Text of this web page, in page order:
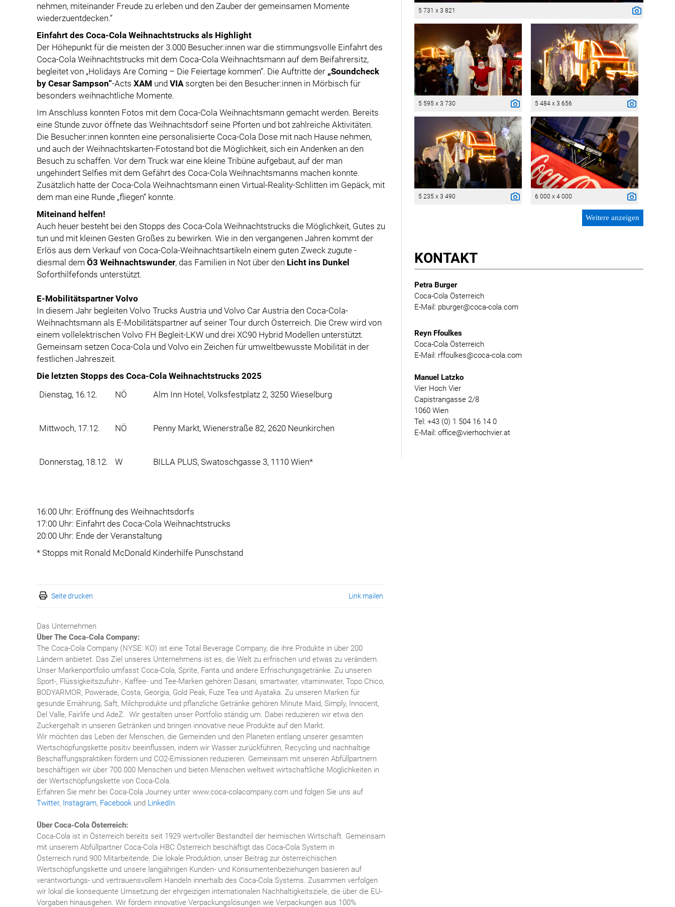
nehmen, miteinander Freude zu erleben und den Zauber der gemeinsamen Momente
wiederzuentdecken.“
Einfahrt des Coca-Cola Weihnachtstrucks als Highlight
Der Höhepunkt für die meisten der 3.000 Besucher:innen war die stimmungsvolle Einfahrt des
Coca-Cola Weihnachtstrucks mit dem Coca-Cola Weihnachtsmann auf dem Beifahrersitz,
begleitet von „Holidays Are Coming – Die Feiertage kommen“. Die Auftritte der „Soundcheck
by Cesar Sampson“-Acts XAM und VIA sorgten bei den Besucher:innen in Mörbisch für
besonders weihnachtliche Momente.
Im Anschluss konnten Fotos mit dem Coca-Cola Weihnachtsmann gemacht werden. Bereits
eine Stunde zuvor öffnete das Weihnachtsdorf seine Pforten und bot zahlreiche Aktivitäten.
Die Besucher:innen konnten eine personalisierte Coca-Cola Dose mit nach Hause nehmen,
und auch der Weihnachtskarten-Fotostand bot die Möglichkeit, sich ein Andenken an den
Besuch zu schaffen. Vor dem Truck war eine kleine Tribüne aufgebaut, auf der man
ungehindert Selfies mit dem Gefährt des Coca-Cola Weihnachtsmanns machen konnte.
Zusätzlich hatte der Coca-Cola Weihnachtsmann einen Virtual-Reality-Schlitten im Gepäck, mit
dem man eine Runde „fliegen“ konnte.
Miteinand helfen!
Auch heuer besteht bei den Stopps des Coca-Cola Weihnachtstrucks die Möglichkeit, Gutes zu
tun und mit kleinen Gesten Großes zu bewirken. Wie in den vergangenen Jahren kommt der
Erlös aus dem Verkauf von Coca-Cola-Weihnachtsartikeln einem guten Zweck zugute -
diesmal dem Ö3 Weihnachtswunder, das Familien in Not über den Licht ins Dunkel
Soforthilfefonds unterstützt.
E-Mobilitätspartner Volvo
In diesem Jahr begleiten Volvo Trucks Austria und Volvo Car Austria den Coca-Cola-
Weihnachtsmann als E-Mobilitätspartner auf seiner Tour durch Österreich. Die Crew wird von
einem vollelektrischen Volvo FH Begleit-LKW und drei XC90 Hybrid Modellen unterstützt.
Gemeinsam setzen Coca-Cola und Volvo ein Zeichen für umweltbewusste Mobilität in der
festlichen Jahreszeit.
Die letzten Stopps des Coca-Cola Weihnachtstrucks 2025
Dienstag, 16.12.
NÖ Alm Inn Hotel, Volksfestplatz 2, 3250 Wieselburg
Mittwoch, 17.12. NÖ Penny Markt, Wienerstraße 82, 2620 Neunkirchen
Donnerstag, 18.12. W BILLA PLUS, Swatoschgasse 3, 1110 Wien*
16:00 Uhr: Eröffnung des Weihnachtsdorfs
17:00 Uhr: Einfahrt des Coca-Cola Weihnachtstrucks
20:00 Uhr: Ende der Veranstaltung
* Stopps mit Ronald McDonald Kinderhilfe Punschstand
Seite drucken Link mailen
Das Unternehmen
Über The Coca-Cola Company:
The Coca-Cola Company (NYSE: KO) ist eine Total Beverage Company, die ihre Produkte in über 200
Ländern anbietet. Das Ziel unseres Unternehmens ist es, die Welt zu erfrischen und etwas zu verändern.
Unser Markenportfolio umfasst Coca-Cola, Sprite, Fanta und andere Erfrischungsgetränke. Zu unseren
Sport-, Flüssigkeitszufuhr-, Kaffee- und Tee-Marken gehören Dasani, smartwater, vitaminwater, Topo Chico,
BODYARMOR, Powerade, Costa, Georgia, Gold Peak, Fuze Tea und Ayataka. Zu unseren Marken für
gesunde Ernährung, Saft, Milchprodukte und pflanzliche Getränke gehören Minute Maid, Simply, Innocent,
Del Valle, Fairlife und AdeZ. Wir gestalten unser Portfolio ständig um. Dabei reduzieren wir etwa den
Zuckergehalt in unseren Getränken und bringen innovative neue Produkte auf den Markt.
Wir möchten das Leben der Menschen, die Gemeinden und den Planeten entlang unserer gesamten
Wertschöpfungskette positiv beeinflussen, indem wir Wasser zurückführen, Recycling und nachhaltige
Beschaffungspraktiken fördern und CO2-Emissionen reduzieren. Gemeinsam mit unseren Abfüllpartnern
beschäftigen wir über 700.000 Menschen und bieten Menschen weltweit wirtschaftliche Möglichkeiten in
der Wertschöpfungskette von Coca-Cola.
Erfahren Sie mehr bei Coca-Cola Journey unter www.coca-colacompany.com und folgen Sie uns auf
Twitter, Instagram, Facebook und LinkedIn.
Über Coca-Cola Österreich:
Coca-Cola ist in Österreich bereits seit 1929 wertvoller Bestandteil der heimischen Wirtschaft. Gemeinsam
mit unserem Abfüllpartner Coca-Cola HBC Österreich beschäftigt das Coca-Cola System in
Österreich rund 900 Mitarbeitende. Die lokale Produktion, unser Beitrag zur österreichischen
Wertschöpfungskette und unsere langjährigen Kunden- und Konsumentenbeziehungen basieren auf
verantwortungs- und vertrauensvollem Handeln innerhalb des Coca-Cola Systems. Zusammen verfolgen
wir lokal die konsequente Umsetzung der ehrgeizigen internationalen Nachhaltigkeitsziele, die über die EU-
Vorgaben hinausgehen. Wir fördern innovative Verpackungslösungen wie Verpackungen aus 100%
5 731 x 3 821
5 595 x 3 730 5 484 x 3 656
5 235 x 3 490 6 000 x 4 000
Weitere anzeigen
KONTAKT
Petra Burger
Coca-Cola Österreich
E-Mail: pburger@coca-cola.com
Reyn Ffoulkes
Coca-Cola Österreich
E-Mail: rffoulkes@coca-cola.com
Manuel Latzko
Vier Hoch Vier
Capistrangasse 2/8
1060 Wien
Tel: +43 (0) 1 504 16 14 0
E-Mail: office@vierhochvier.at